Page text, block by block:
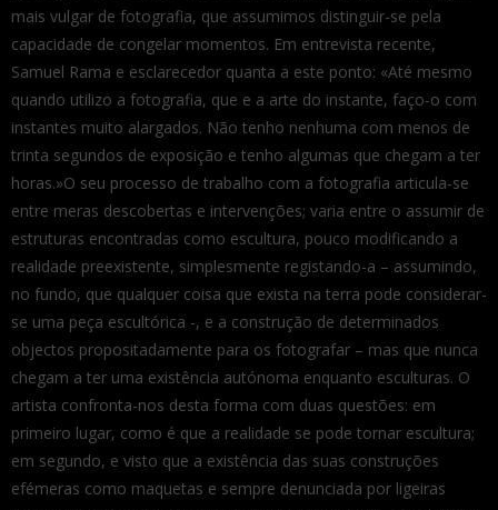
mais vulgar de fotografia, que assumimos distinguir-se pela
capacidade de congelar momentos. Em entrevista recente,
Samuel Rama e esclarecedor quanta a este ponto: «Até mesmo
quando utilizo a fotografia, que e a arte do instante, faço-o com
instantes muito alargados. Não tenho nenhuma com menos de
trinta segundos de exposição e tenho algumas que chegam a ter
horas.»O seu processo de trabalho com a fotografia articula-se
entre meras descobertas e intervenções; varia entre o assumir de
estruturas encontradas como escultura, pouco modificando a
realidade preexistente, simplesmente registando-a – assumindo,
no fundo, que qualquer coisa que exista na terra pode considerar-
se uma peça escultórica -, e a construção de determinados
objectos propositadamente para os fotografar – mas que nunca
chegam a ter uma existência autónoma enquanto esculturas. O
artista confronta-nos desta forma com duas questões: em
primeiro lugar, como é que a realidade se pode tornar escultura;
em segundo, e visto que a existência das suas construções
efémeras como maquetas e sempre denunciada por ligeiras